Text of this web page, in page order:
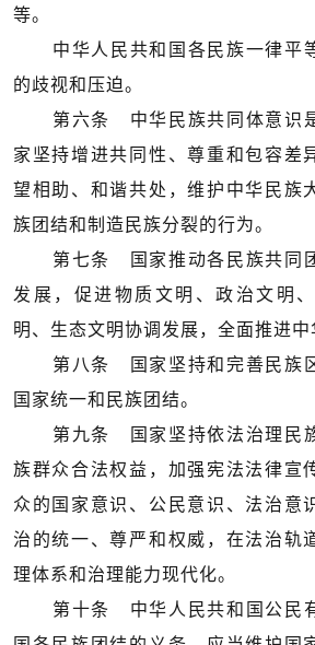
等。
中华人民共和国各民族一律平
的歧视和压迫。
第六条 中华民族共同体意识
家坚持增进共同性、尊重和包容差
望相助、和谐共处，维护中华民族
族团结和制造民族分裂的行为。
第七条 国家推动各民族共同
发展，促进物质文明、政治文明
明、生态文明协调发展，全面推进中
第八条 国家坚持和完善民族
国家统一和民族团结。
第九条 国家坚持依法治理民
族群众合法权益，加强宪法法律宣
众的国家意识、公民意识、法治意
治的统一、尊严和权威，在法治轨
理体系和治理能力现代化。
第十条 中华人民共和国公民